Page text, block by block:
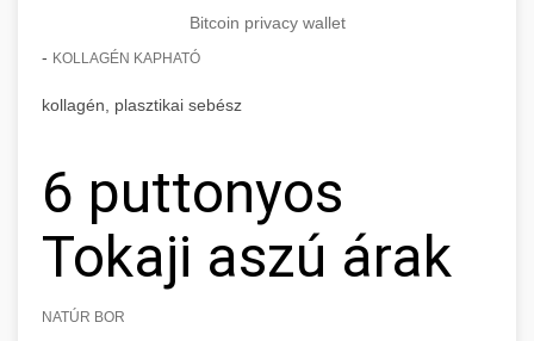
Bitcoin privacy wallet
- KOLLAGÉN KAPHATÓ
kollagén, plasztikai sebész
6 puttonyos
Tokaji aszú árak
NATÚR BOR